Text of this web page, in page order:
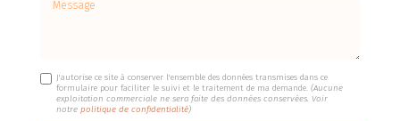
J'autorise ce site à conserver l'ensemble des données transmises dans ce
formulaire pour faciliter le suivi et le traitement de ma demande.(Aucune
exploitation commerciale ne sera faite des données conservées. Voir
notrepolitique de confidentialité)